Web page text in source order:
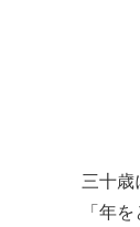
三十歳
「年